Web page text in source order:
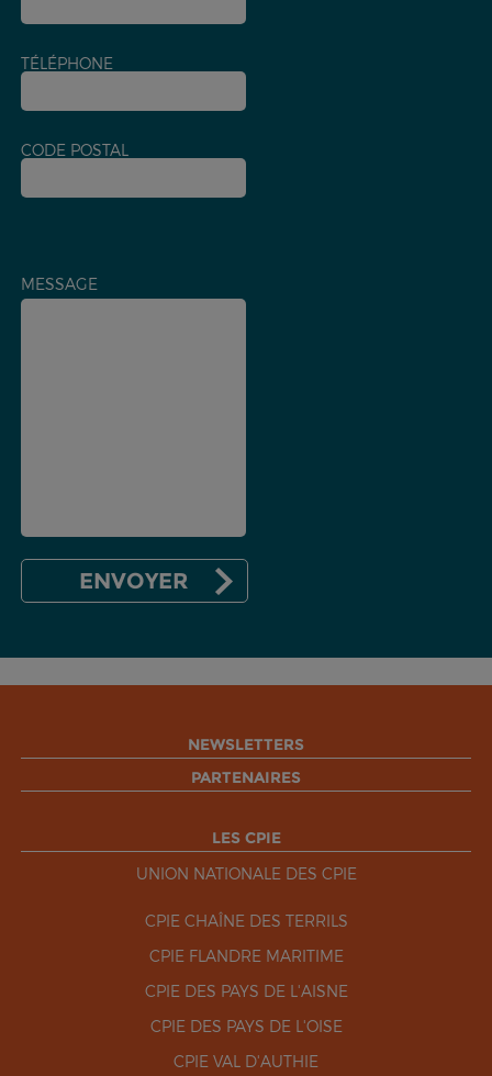
TÉLÉPHONE
CODE POSTAL
MESSAGE
NEWSLETTERS
PARTENAIRES
LES CPIE
UNION NATIONALE DES CPIE
CPIE CHAÎNE DES TERRILS
CPIE FLANDRE MARITIME
CPIE DES PAYS DE L'AISNE
CPIE DES PAYS DE L'OISE
CPIE VAL D'AUTHIE